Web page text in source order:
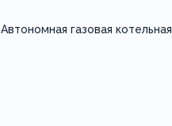
Автономная газовая котельная